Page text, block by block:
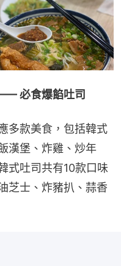
必食爆餡吐司
多款美食，包括韓式
漢堡、炸雞、炒年
式吐司共有10款口味
芝士、炸豬扒、蒜香